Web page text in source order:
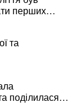
перших
та
поділилася